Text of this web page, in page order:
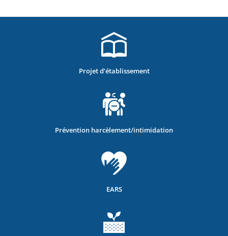
Projet d’établissement
Prévention harcèlement/intimidation
EARS